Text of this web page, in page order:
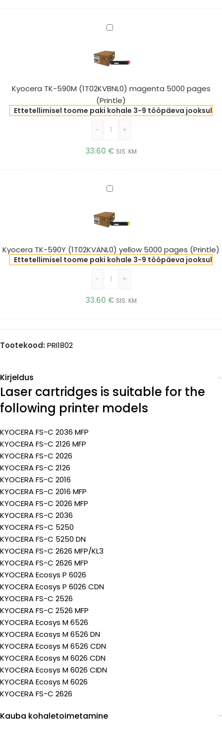
Kyocera
590M
(1T02KVBNL0)
5000
pages
(Printle)
Kyocera TK-590M (1T02KVBNL0) magenta 5000 pages
(Printle)
Ettetellimisel toome paki kohale 3-9 tööpäeva jooksul
- +
33.60 € SIS. KM
Kyocera
590Y
(1T02KVANL0)
5000
pages
Kyocera TK-590Y (1T02KVANL0) yellow 5000 pages (Printle)
Ettetellimisel toome paki kohale 3-9 tööpäeva jooksul
- +
33.60 € SIS. KM
Tootekood: PRI1802
Kirjeldus
Laser cartridges is suitable for the
following printer models
KYOCERA FS-C 2036 MFP
KYOCERA FS-C 2126 MFP
KYOCERA FS-C 2026
KYOCERA FS-C 2126
KYOCERA FS-C 2016
KYOCERA FS-C 2016 MFP
KYOCERA FS-C 2026 MFP
KYOCERA FS-C 2036
KYOCERA FS-C 5250
KYOCERA FS-C 5250 DN
KYOCERA FS-C 2626 MFP/KL3
KYOCERA FS-C 2626 MFP
KYOCERA Ecosys P 6026
KYOCERA Ecosys P 6026 CDN
KYOCERA FS-C 2526
KYOCERA FS-C 2526 MFP
KYOCERA Ecosys M 6526
KYOCERA Ecosys M 6526 DN
KYOCERA Ecosys M 6526 CDN
KYOCERA Ecosys M 6026 CDN
KYOCERA Ecosys M 6026 CIDN
KYOCERA Ecosys M 6026
KYOCERA FS-C 2626
Kauba kohaletoimetamine